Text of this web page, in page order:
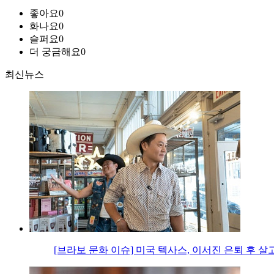
좋아요0
화나요0
슬퍼요0
더 궁금해요0
최신뉴스
[브라보 문화 이슈] 미국 텍사스, 이서진 은퇴 후 살